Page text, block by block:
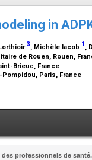
in
3, Michèle Iacob 1 ,
de Rouen, Rouen,
Brieuc, France
Paris, France
des professionnels de santé.